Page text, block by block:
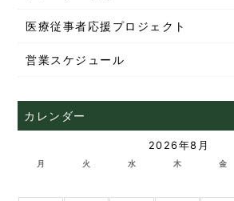
医療従事者応援プロジェクト
営業スケジュール
カレンダー
2026年8月
月 火 水 木 金